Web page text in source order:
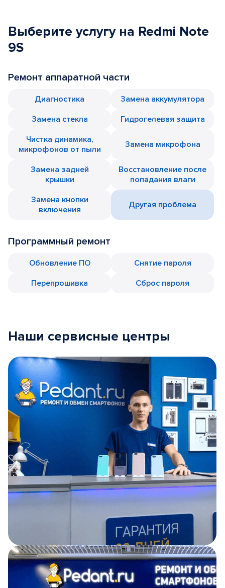
Выберите услугу на Redmi Note
9S
Ремонт аппаратной части
Диагностика
Замена аккумулятора
Замена стекла
Гидрогелевая защита
Чистка динамика,
микрофонов от пыли
Замена микрофона
Замена задней
крышки
Восстановление после
попадания влаги
Замена кнопки
включения
Другая проблема
Программный ремонт
Обновление ПО
Снятие пароля
Перепрошивка
Сброс пароля
Наши сервисные центры